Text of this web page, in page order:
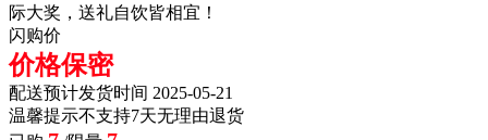
际大奖，送礼自饮皆相宜！
闪购价
价格保密
配送预计发货时间 2025-05-21
温馨提示不支持7天无理由退货